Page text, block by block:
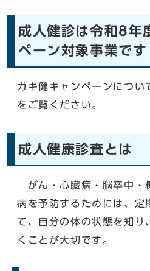
成人健診は令和8年
ペーン対象事業です
ガキ健キャンペーンについ
をご覧ください。
成人健康診査とは
がん・心臓病・脳卒中・
病を予防するためには、定
て、自分の体の状態を知り
くことが大切です。